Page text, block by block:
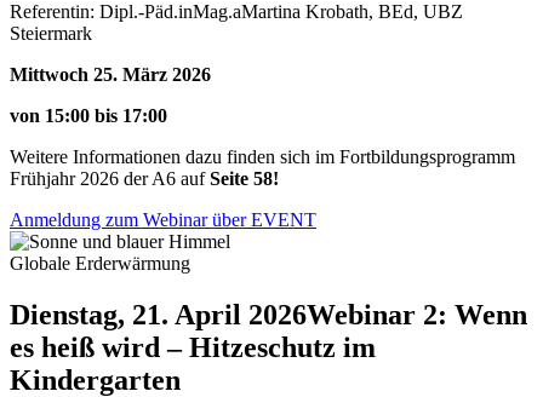
Referentin: Dipl.-Päd.inMag.aMartina Krobath, BEd, UBZ
Steiermark
Mittwoch 25. März 2026
von 15:00 bis 17:00
Weitere Informationen dazu finden sich im Fortbildungsprogramm
Frühjahr 2026 der A6 aufSeite 58!
Anmeldung zum Webinar über EVENT
Globale Erderwärmung
Dienstag, 21. April 2026Webinar 2: Wenn
es heiß wird – Hitzeschutz im
Kindergarten